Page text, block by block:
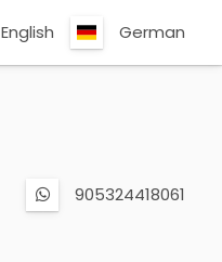
English German
905324418061